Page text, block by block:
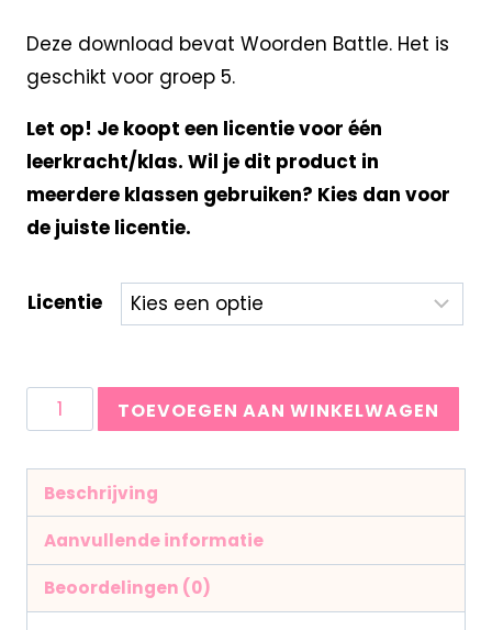
Deze download bevat Woorden Battle. Het is
geschikt voor groep 5.
Let op! Je koopt een licentie voor één
leerkracht/klas. Wil je dit product in
meerdere klassen gebruiken? Kies dan voor
de juiste licentie.
Licentie
TOEVOEGEN AAN WINKELWAGEN
Beschrijving
Aanvullende informatie
Beoordelingen (0)